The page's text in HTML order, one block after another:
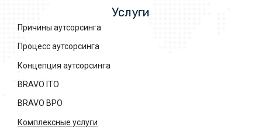
Услуги
Причины аутсорсинга
Процесс аутсорсинга
Концепция аутсорсинга
BRAVO ITO
BRAVO BPO
Комплексные услуги